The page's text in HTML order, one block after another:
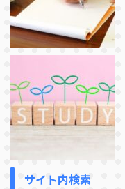
サイト内検索